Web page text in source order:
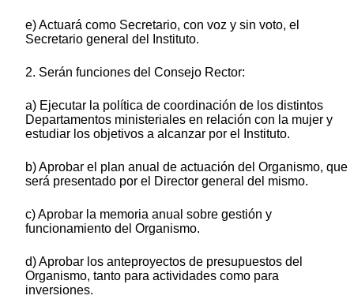
e) Actuará como Secretario, con voz y sin voto, el
Secretario general del Instituto.
2. Serán funciones del Consejo Rector:
a) Ejecutar la política de coordinación de los distintos
Departamentos ministeriales en relación con la mujer y
estudiar los objetivos a alcanzar por el Instituto.
b) Aprobar el plan anual de actuación del Organismo, que
será presentado por el Director general del mismo.
c) Aprobar la memoria anual sobre gestión y
funcionamiento del Organismo.
d) Aprobar los anteproyectos de presupuestos del
Organismo, tanto para actividades como para
inversiones.